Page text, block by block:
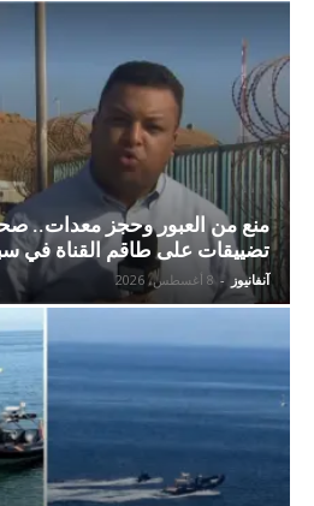
منع من العبور وحجز معدات..
تضييقات على طاقم القناة في
آنفانيوز - 8 أغسطس، 2026